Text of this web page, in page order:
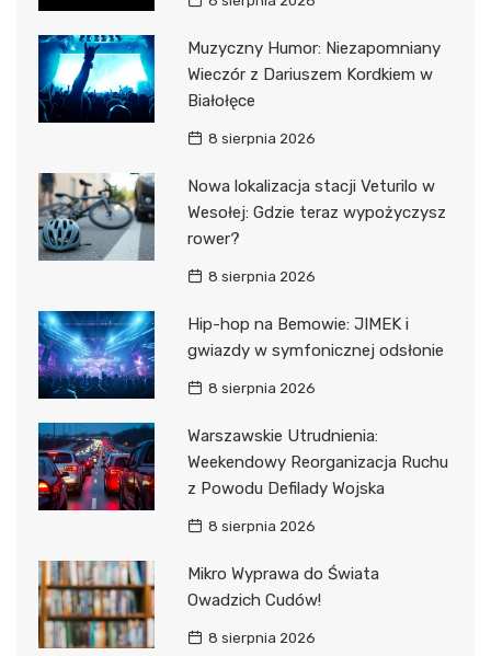
Muzyczny Humor: Niezapomniany
Wieczór z Dariuszem Kordkiem w
Białołęce
8 sierpnia 2026
Nowa lokalizacja stacji Veturilo w
Wesołej: Gdzie teraz wypożyczysz
rower?
8 sierpnia 2026
Hip-hop na Bemowie: JIMEK i
gwiazdy w symfonicznej odsłonie
8 sierpnia 2026
Warszawskie Utrudnienia:
Weekendowy Reorganizacja Ruchu
z Powodu Defilady Wojska
8 sierpnia 2026
Mikro Wyprawa do Świata
Owadzich Cudów!
8 sierpnia 2026